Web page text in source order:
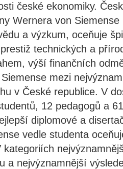
české ekonomiky.
Wernera von Siemense
a výzkum, oceňuje
technických a
výší finančních
mezi
v České republice. V
12 pedagogů a
diplomové a
vedle studenta
a nejvýznamnější